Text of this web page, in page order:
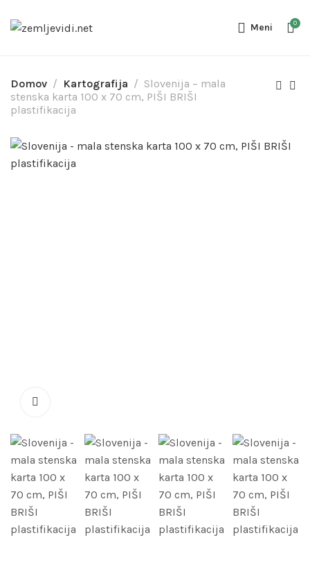
Meni 0
Domov Kartografija
Slovenija – mala
stenska karta 100 x 70 cm, PIŠI BRIŠI
plastifikacija